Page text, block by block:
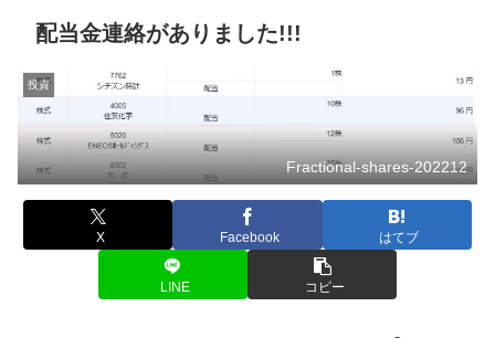
配当金連絡がありました!!!
投資
Fractional-shares-202212
X Facebook はてブ
LINE コピー